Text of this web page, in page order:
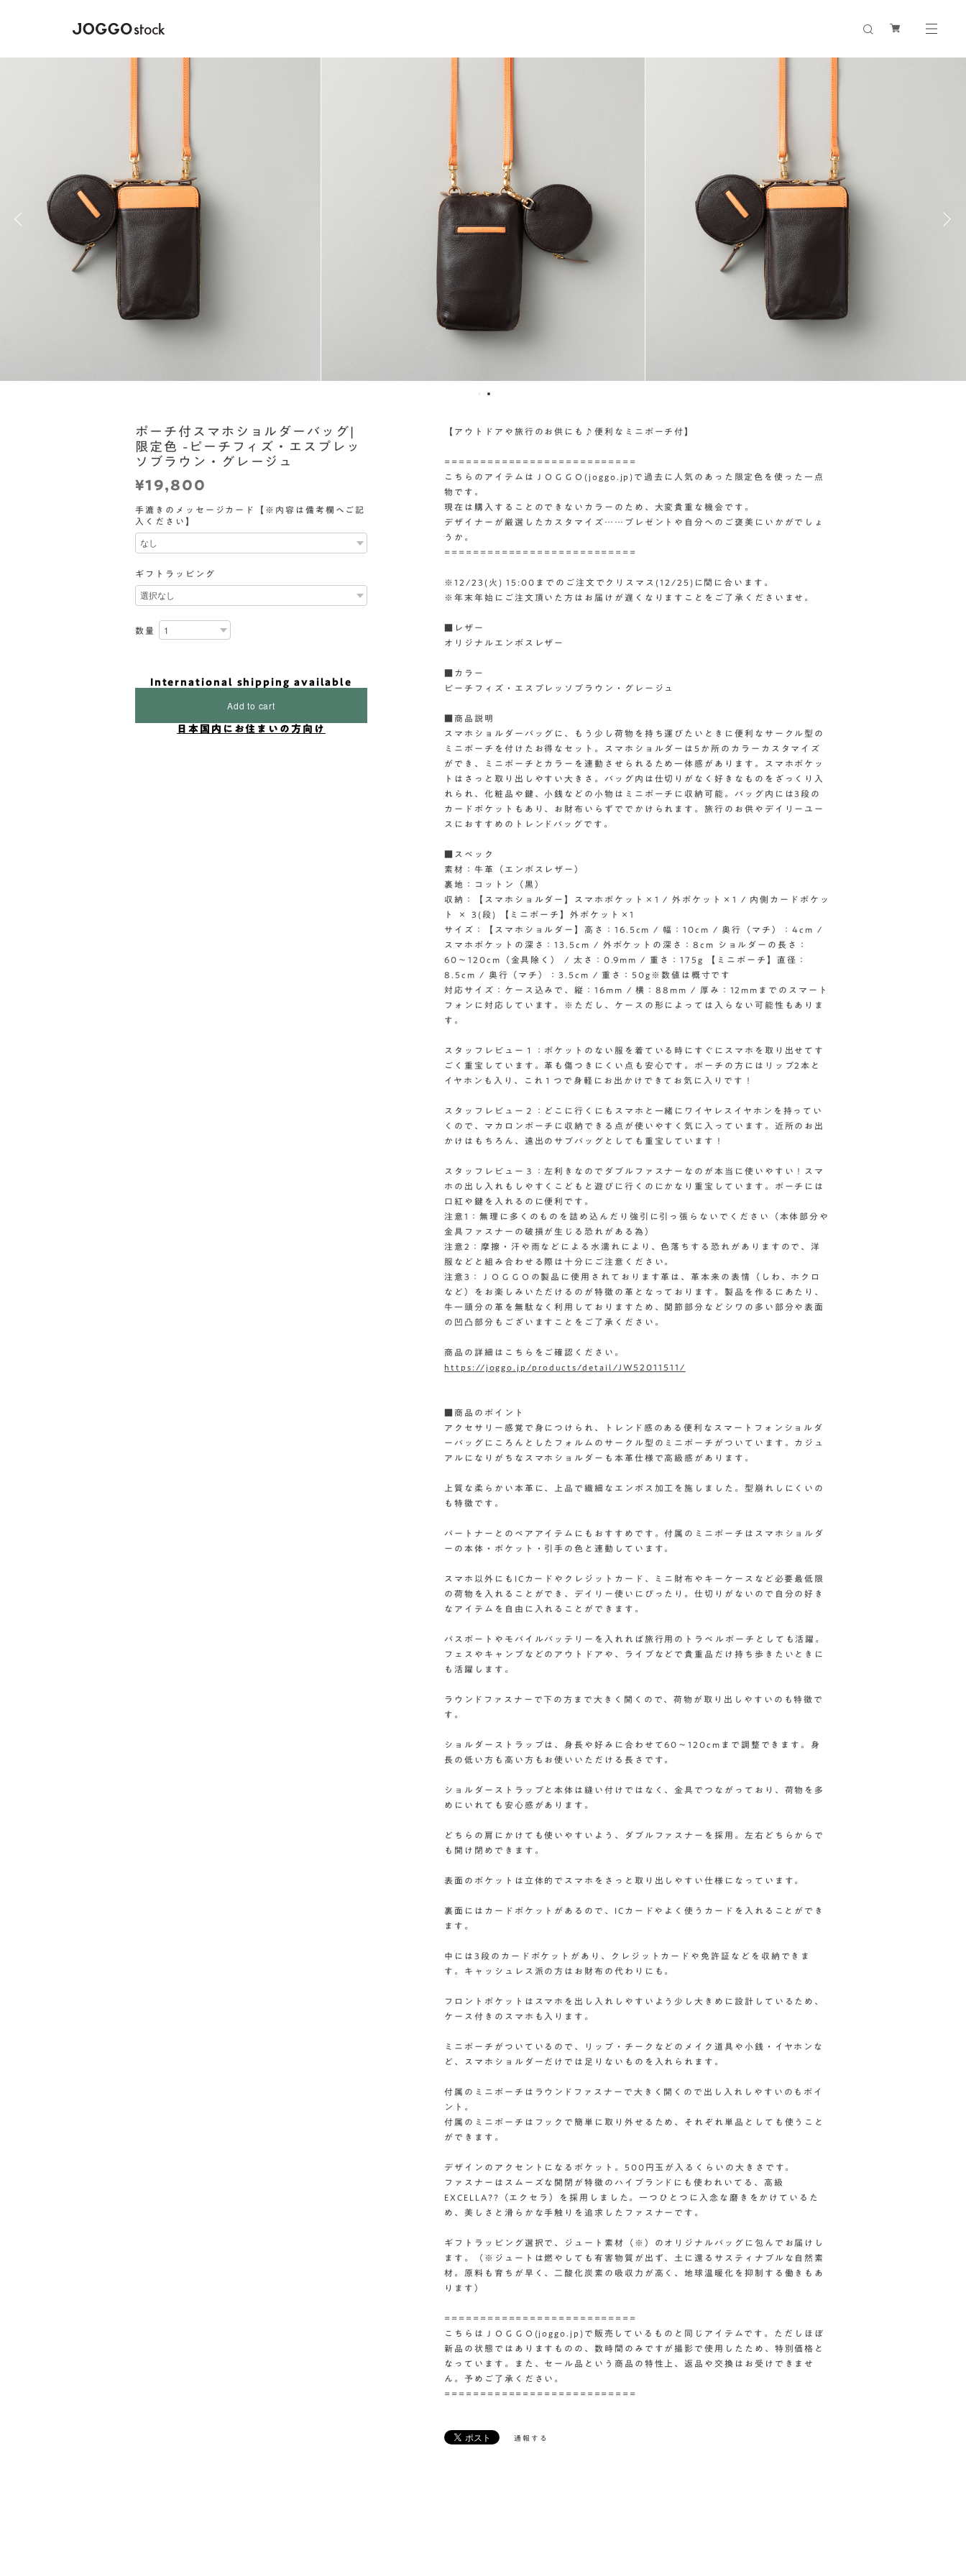
ポーチ付スマホショルダーバッグ|
限定色 -ピーチフィズ・エスプレッ
ソブラウン・グレージュ
¥19,800
手漉きのメッセージカード【※内容は備考欄へご記
入ください】
ギフトラッピング
数量
International shipping available
Add to cart
日本国内にお住まいの方向け
【アウトドアや旅行のお供にも♪便利なミニポーチ付】
===========================
こちらのアイテムはＪＯＧＧＯ(joggo.jp)で過去に人気のあった限定色を使った一点
物です。
現在は購入することのできないカラーのため、大変貴重な機会です。
デザイナーが厳選したカスタマイズ……プレゼントや自分へのご褒美にいかがでしょ
うか。
===========================
※12/23(火) 15:00までのご注文でクリスマス(12/25)に間に合います。
※年末年始にご注文頂いた方はお届けが遅くなりますことをご了承くださいませ。
■レザー
オリジナルエンボスレザー
■カラー
ピーチフィズ・エスプレッソブラウン・グレージュ
■商品説明
スマホショルダーバッグに、もう少し荷物を持ち運びたいときに便利なサークル型の
ミニポーチを付けたお得なセット。スマホショルダーは5か所のカラーカスタマイズ
ができ、ミニポーチとカラーを連動させられるため一体感があります。スマホポケッ
トはさっと取り出しやすい大きさ。バッグ内は仕切りがなく好きなものをざっくり入
れられ、化粧品や鍵、小銭などの小物はミニポーチに収納可能。バッグ内には3段の
カードポケットもあり、お財布いらずででかけられます。旅行のお供やデイリーユー
スにおすすめのトレンドバッグです。
■スペック
素材：牛革（エンボスレザー）
裏地：コットン（黒）
収納：【スマホショルダー】スマホポケット×1 / 外ポケット×1 / 内側カードポケッ
ト × 3(段) 【ミニポーチ】外ポケット×1
サイズ：【スマホショルダー】高さ：16.5cm / 幅：10cm / 奥行（マチ）：4cm /
スマホポケットの深さ：13.5cm / 外ポケットの深さ：8cm ショルダーの長さ：
60〜120cm（金具除く） / 太さ：0.9mm / 重さ：175g 【ミニポーチ】直径：
8.5cm / 奥行（マチ）：3.5cm / 重さ：50g※数値は概寸です
対応サイズ：ケース込みで、縦：16mm / 横：88mm / 厚み：12mmまでのスマート
フォンに対応しています。※ただし、ケースの形によっては入らない可能性もありま
す。
スタッフレビュー１：ポケットのない服を着ている時にすぐにスマホを取り出せてす
ごく重宝しています。革も傷つきにくい点も安心です。ポーチの方にはリップ2本と
イヤホンも入り、これ１つで身軽にお出かけできてお気に入りです！
スタッフレビュー２：どこに行くにもスマホと一緒にワイヤレスイヤホンを持ってい
くので、マカロンポーチに収納できる点が使いやすく気に入っています。近所のお出
かけはもちろん、遠出のサブバッグとしても重宝しています！
スタッフレビュー３：左利きなのでダブルファスナーなのが本当に使いやすい！スマ
ホの出し入れもしやすくこどもと遊びに行くのにかなり重宝しています。ポーチには
口紅や鍵を入れるのに便利です。
注意1：無理に多くのものを詰め込んだり強引に引っ張らないでください（本体部分や
金具ファスナーの破損が生じる恐れがある為）
注意2：摩擦・汗や雨などによる水濡れにより、色落ちする恐れがありますので、洋
服などと組み合わせる際は十分にご注意ください。
注意3：ＪＯＧＧＯの製品に使用されております革は、革本来の表情（しわ、ホクロ
など）をお楽しみいただけるのが特徴の革となっております。製品を作るにあたり、
牛一頭分の革を無駄なく利用しておりますため、関節部分などシワの多い部分や表面
の凹凸部分もございますことをご了承ください。
商品の詳細はこちらをご確認ください。
https://joggo.jp/products/detail/JW52011511/
■商品のポイント
アクセサリー感覚で身につけられ、トレンド感のある便利なスマートフォンショルダ
ーバッグにころんとしたフォルムのサークル型のミニポーチがついています。カジュ
アルになりがちなスマホショルダーも本革仕様で高級感があります。
上質な柔らかい本革に、上品で繊細なエンボス加工を施しました。型崩れしにくいの
も特徴です。
パートナーとのペアアイテムにもおすすめです。付属のミニポーチはスマホショルダ
ーの本体・ポケット・引手の色と連動しています。
スマホ以外にもICカードやクレジットカード、ミニ財布やキーケースなど必要最低限
の荷物を入れることができ、デイリー使いにぴったり。仕切りがないので自分の好き
なアイテムを自由に入れることができます。
パスポートやモバイルバッテリーを入れれば旅行用のトラベルポーチとしても活躍。
フェスやキャンプなどのアウトドアや、ライブなどで貴重品だけ持ち歩きたいときに
も活躍します。
ラウンドファスナーで下の方まで大きく開くので、荷物が取り出しやすいのも特徴で
す。
ショルダーストラップは、身長や好みに合わせて60〜120cmまで調整できます。身
長の低い方も高い方もお使いいただける長さです。
ショルダーストラップと本体は縫い付けではなく、金具でつながっており、荷物を多
めにいれても安心感があります。
どちらの肩にかけても使いやすいよう、ダブルファスナーを採用。左右どちらからで
も開け閉めできます。
表面のポケットは立体的でスマホをさっと取り出しやすい仕様になっています。
裏面にはカードポケットがあるので、ICカードやよく使うカードを入れることができ
ます。
中には3段のカードポケットがあり、クレジットカードや免許証などを収納できま
す。キャッシュレス派の方はお財布の代わりにも。
フロントポケットはスマホを出し入れしやすいよう少し大きめに設計しているため、
ケース付きのスマホも入ります。
ミニポーチがついているので、リップ・チークなどのメイク道具や小銭・イヤホンな
ど、スマホショルダーだけでは足りないものを入れられます。
付属のミニポーチはラウンドファスナーで大きく開くので出し入れしやすいのもポイ
ント。
付属のミニポーチはフックで簡単に取り外せるため、それぞれ単品としても使うこと
ができます。
デザインのアクセントになるポケット。500円玉が入るくらいの大きさです。
ファスナーはスムーズな開閉が特徴のハイブランドにも使われいてる、高級
EXCELLA??（エクセラ）を採用しました。一つひとつに入念な磨きをかけているた
め、美しさと滑らかな手触りを追求したファスナーです。
ギフトラッピング選択で、ジュート素材（※）のオリジナルバッグに包んでお届けし
ます。（※ジュートは燃やしても有害物質が出ず、土に還るサスティナブルな自然素
材。原料も育ちが早く、二酸化炭素の吸収力が高く、地球温暖化を抑制する働きもあ
ります）
===========================
こちらはＪＯＧＧＯ(joggo.jp)で販売しているものと同じアイテムです。ただしほぼ
新品の状態ではありますものの、数時間のみですが撮影で使用したため、特別価格と
なっています。また、セール品という商品の特性上、返品や交換はお受けできませ
ん。予めご了承ください。
===========================
通報する